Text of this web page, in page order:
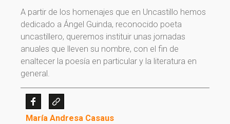
A partir de los homenajes que en Uncastillo hemos
dedicado a Ángel Guinda, reconocido poeta
uncastillero, queremos instituir unas jornadas
anuales que lleven su nombre, con el fin de
enaltecer la poesía en particular y la literatura en
general.
María Andresa Casaus